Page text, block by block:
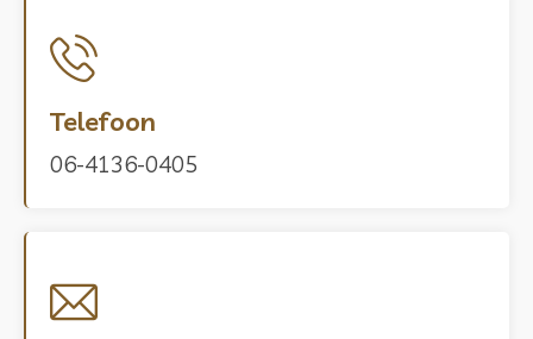
Telefoon
06-4136-0405